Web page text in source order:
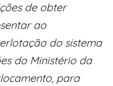
de obter
ao
do sistema
do Ministério da
para